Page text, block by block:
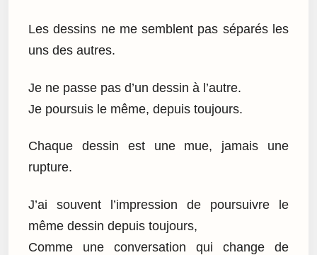
Les dessins ne me semblent pas séparés les
uns des autres.
Je ne passe pas d’un dessin à l’autre.
Je poursuis le même, depuis toujours.
Chaque dessin est une mue, jamais une
rupture.
J’ai souvent l’impression de poursuivre le
même dessin depuis toujours,
Comme une conversation qui change de